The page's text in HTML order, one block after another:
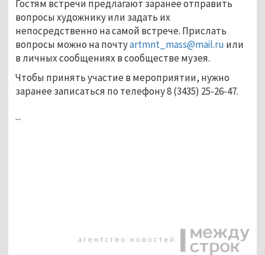
Гостям встречи предлагают заранее отправить
вопросы художнику или задать их
непосредственно на самой встрече. Прислать
вопросы можно на почтуartmnt_mass@mail.ru или
в личных сообщениях в сообществе музея.
Чтобы принять участие в мероприятии, нужно
заранее записаться по телефону 8 (3435) 25-26-47.
...